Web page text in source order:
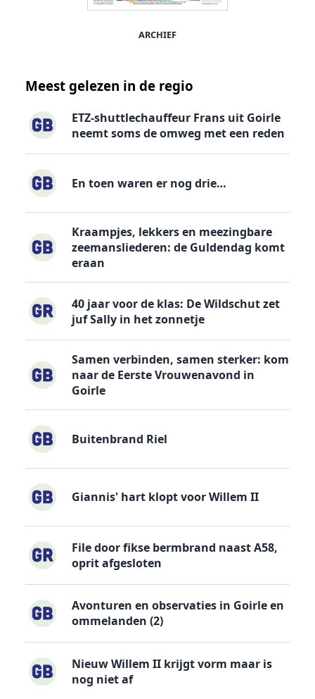
ARCHIEF
Meest gelezen in de regio
ETZ-shuttlechauffeur Frans uit Goirle
neemt soms de omweg met een reden
En toen waren er nog drie…
Kraampjes, lekkers en meezingbare
zeemansliederen: de Guldendag komt
eraan
40 jaar voor de klas: De Wildschut zet
juf Sally in het zonnetje
Samen verbinden, samen sterker: kom
naar de Eerste Vrouwenavond in
Goirle
Buitenbrand Riel
Giannis' hart klopt voor Willem II
File door fikse bermbrand naast A58,
oprit afgesloten
Avonturen en observaties in Goirle en
ommelanden (2)
Nieuw Willem II krijgt vorm maar is
nog niet af